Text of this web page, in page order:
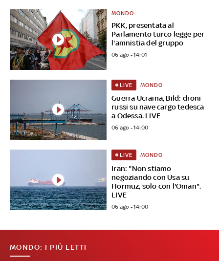
PKK, presentata al
Parlamento turco legge per
l'amnistia del gruppo
MONDO
06 ago - 14:01
Guerra Ucraina, Bild: droni
russi su nave cargo tedesca
a Odessa. LIVE
LIVE MONDO
06 ago - 14:00
Iran: "Non stiamo
negoziando con Usa su
Hormuz, solo con l'Oman".
LIVE
LIVE MONDO
06 ago - 14:00
MONDO: I PIÙ LETTI